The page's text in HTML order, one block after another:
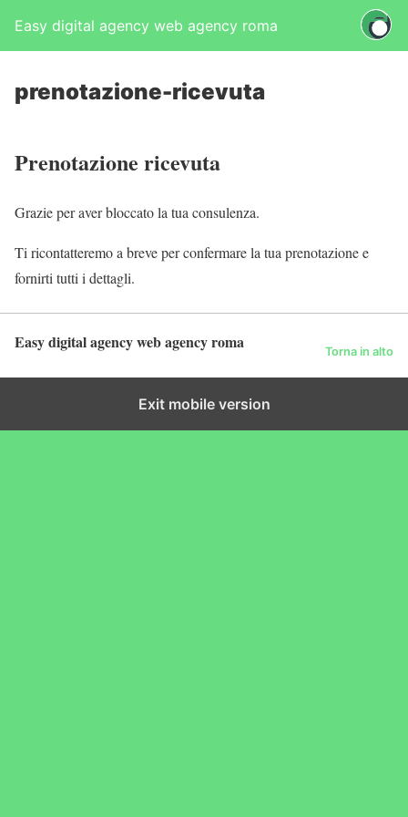
Easy digital agency web agency roma
prenotazione-ricevuta
Prenotazione ricevuta
Grazie per aver bloccato la tua consulenza.
Ti ricontatteremo a breve per confermare la tua prenotazione e
fornirti tutti i dettagli.
Easy digital agency web agency roma Torna in alto
Exit mobile version